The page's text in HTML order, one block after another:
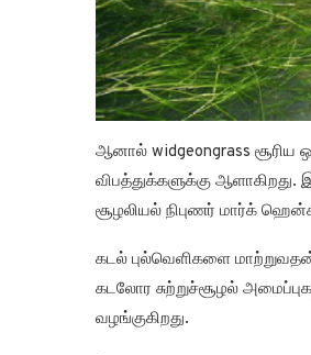
ஆனால் widgeongrass சூரிய
விபத்துக்களுக்கு ஆளாகிறது.
சூழலியல் நிபுணர் மார்க்
கடல் புல்வெளிகளை மாற்றுவதன்
கடலோர சுற்றுச்சூழல்
வழங்குகிறது.